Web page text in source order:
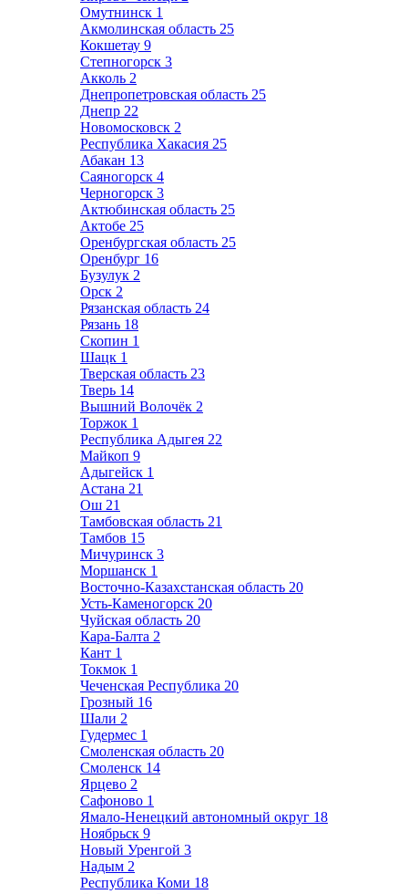
Омутнинск 1
Акмолинская область 25
Кокшетау 9
Степногорск 3
Акколь 2
Днепропетровская область 25
Днепр 22
Новомосковск 2
Республика Хакасия 25
Абакан 13
Саяногорск 4
Черногорск 3
Актюбинская область 25
Актобе 25
Оренбургская область 25
Оренбург 16
Бузулук 2
Орск 2
Рязанская область 24
Рязань 18
Скопин 1
Шацк 1
Тверская область 23
Тверь 14
Вышний Волочёк 2
Торжок 1
Республика Адыгея 22
Майкоп 9
Адыгейск 1
Астана 21
Ош 21
Тамбовская область 21
Тамбов 15
Мичуринск 3
Моршанск 1
Восточно-Казахстанская область 20
Усть-Каменогорск 20
Чуйская область 20
Кара-Балта 2
Кант 1
Токмок 1
Чеченская Республика 20
Грозный 16
Шали 2
Гудермес 1
Смоленская область 20
Смоленск 14
Ярцево 2
Сафоново 1
Ямало-Ненецкий автономный округ 18
Ноябрьск 9
Новый Уренгой 3
Надым 2
Республика Коми 18